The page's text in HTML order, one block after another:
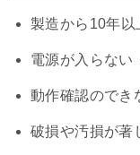
製造から10年以
電源が入らない
動作確認のでき
破損や汚損が著